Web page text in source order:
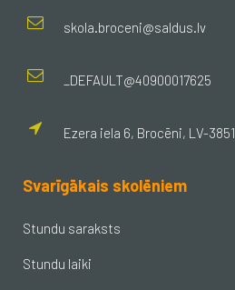
skola.broceni@saldus.lv
_DEFAULT@40900017625
Ezera iela 6, Brocēni, LV-3851
Svarīgākais skolēniem
Stundu saraksts
Stundu laiki